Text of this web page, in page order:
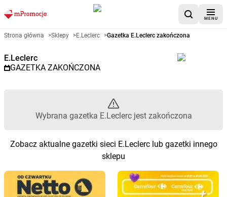
MENU
Gazetka promocyjna E.Leclerc
Strona główna >Sklepy >E.Leclerc >Gazetka E.Leclerc zakończona
E.Leclerc
GAZETKA ZAKOŃCZONA
Wybrana gazetka E.Leclerc jest zakończona
Zobacz aktualne gazetki sieci E.Leclerc lub gazetki innego
sklepu